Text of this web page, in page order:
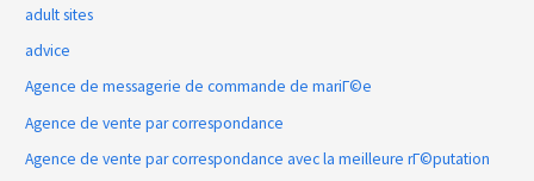
adult sites
advice
Agence de messagerie de commande de mariГ©e
Agence de vente par correspondance
Agence de vente par correspondance avec la meilleure rГ©putation